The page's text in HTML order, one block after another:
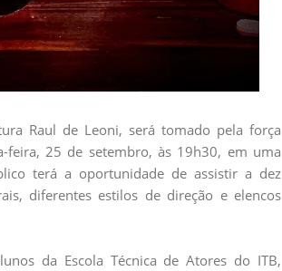
Raul de Leoni, será tomado pela força
feira, 25 de setembro, às 19h30, em uma
terá a oportunidade de assistir a dez
diferentes estilos de direção e elencos
da Escola Técnica de Atores do ITB,